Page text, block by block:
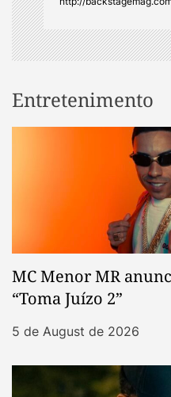
Entretenimento
MC Menor MR
“Toma Juízo 2”
5 de August de 2026